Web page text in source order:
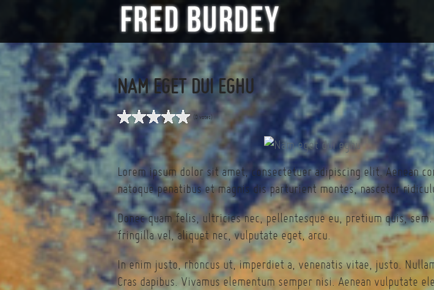
NAM EGET DUI EGHU
(0 votes)
Lorem ipsum dolor sit amet, consectetuer adipiscing elit. Aenean
natoque penatibus et magnis dis parturient montes, nascetur
Donec quam felis, ultricies nec, pellentesque eu, pretium quis,
fringilla vel, aliquet nec, vulputate eget, arcu.
In enim justo, rhoncus ut, imperdiet a, venenatis vitae, justo.
Cras dapibus. Vivamus elementum semper nisi. Aenean vulputate